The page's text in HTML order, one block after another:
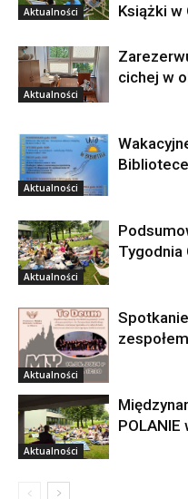
Aktualności
Książki w
Aktualności
cichej w
Aktualności
Aktualności
Tygodnia
Aktualności
Aktualności